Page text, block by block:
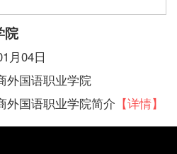
院
月04日
外国语职业学院
外国语职业学院简介 【详情】